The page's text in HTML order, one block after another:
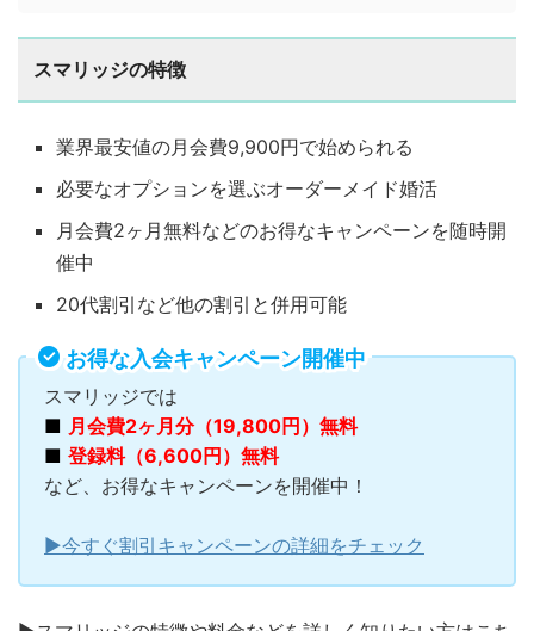
スマリッジの特徴
業界最安値の月会費9,900円で始められる
必要なオプションを選ぶオーダーメイド婚活
月会費2ヶ月無料などのお得なキャンペーンを随時開
催中
20代割引など他の割引と併用可能
お得な入会キャンペーン開催中
スマリッジでは
■ 月会費2ヶ月分（19,800円）無料
■ 登録料（6,600円）無料
など、お得なキャンペーンを開催中！
▶︎今すぐ割引キャンペーンの詳細をチェック